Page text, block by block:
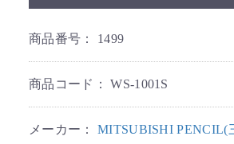
商品番号： 1499
商品コード：WS-1001S
メーカー： MITSUBISHI PENCIL(